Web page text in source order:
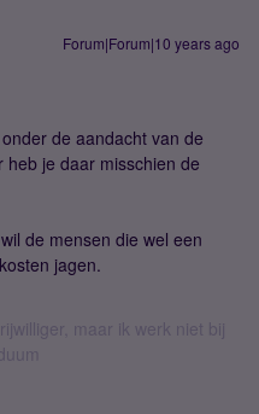
Forum|Forum|10 years ago
de aandacht van de
je daar misschien de
de mensen die wel een
jagen.
maar ik werk niet bij